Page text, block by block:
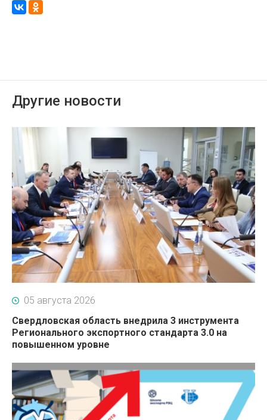
Другие новости
05 августа 2026
Свердловская область внедрила 3 инструмента
Регионального экспортного стандарта 3.0 на
повышенном уровне